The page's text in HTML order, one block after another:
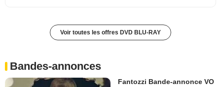
Voir toutes les offres DVD BLU-RAY
Bandes-annonces
Fantozzi Bande-annonce VO